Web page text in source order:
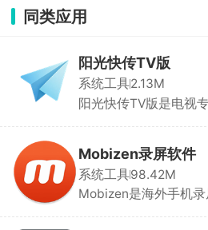
同类应用
阳光快传TV版
系统工具2.13M
阳光快传TV版是电视
传安装包、电影、图片
2M 出头，极简无广告
件、传本地影片特别好
Mobizen录屏软件
系统工具98.42M
Mobizen是海外手机录